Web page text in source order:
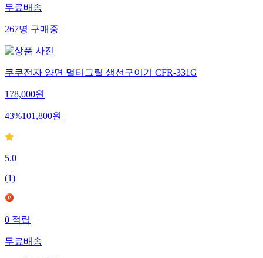
무료배송
267명구매중
쿠쿠전자 양면 멀티그릴 생선구이기 CFR-331G
178,000원
43%101,800원
5.0
(1)
0적립
무료배송